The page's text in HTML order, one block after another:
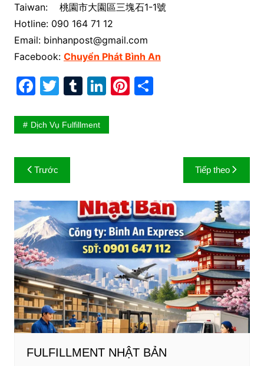
Taiwan: 桃園市大園區三塊石1-1號
Hotline: 090 164 71 12
Email: binhanpost@gmail.com
Facebook: Chuyển Phát Bình An
F
c
b
o
o
k
T
itt
T
m
Li
k
Pi S
Dịch Vụ Fulfillment
Điều
hướng
bài
viết
Trước Tiếp theo
FULFILLMENT NHẬT BẢN